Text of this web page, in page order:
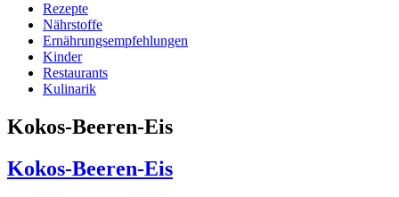
Rezepte
Nährstoffe
Ernährungsempfehlungen
Kinder
Restaurants
Kulinarik
Kokos-Beeren-Eis
Kokos-Beeren-Eis